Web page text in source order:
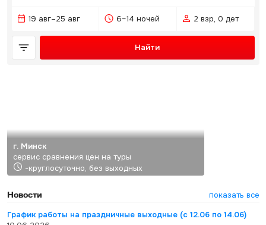
19 авг–25 авг 6–14 ночей 2 взр, 0 дет
Найти
г. Минск
сервис сравнения цен на туры
-круглосуточно, без выходных
Новости
показать все
График работы на праздничные выходные (с 12.06 по 14.06)